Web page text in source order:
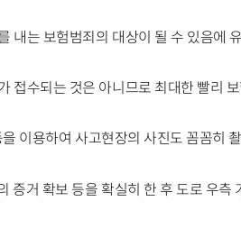
내는 보험범죄의 대상이 될 수 있음에
접수되는 것은 아니므로 최대한 빨리
이용하여 사고현장의 사진도 꼼꼼히
증거 확보 등을 확실히 한 후 도로 우측